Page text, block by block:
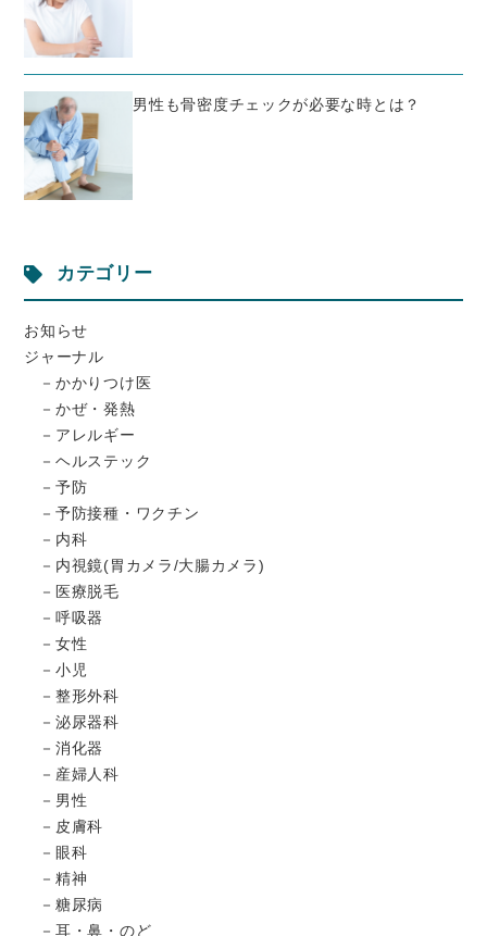
男性も骨密度チェックが必要な時とは？
カテゴリー
お知らせ
ジャーナル
かかりつけ医
かぜ・発熱
アレルギー
ヘルステック
予防
予防接種・ワクチン
内科
内視鏡(胃カメラ/大腸カメラ)
医療脱毛
呼吸器
女性
小児
整形外科
泌尿器科
消化器
産婦人科
男性
皮膚科
眼科
精神
糖尿病
耳・鼻・のど